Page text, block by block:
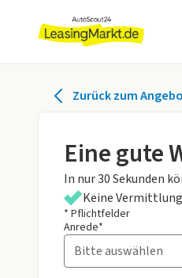
Zurück zum
Eine gute
In nur 30 Sekunden
Keine
* Pflichtfelder
Anrede*